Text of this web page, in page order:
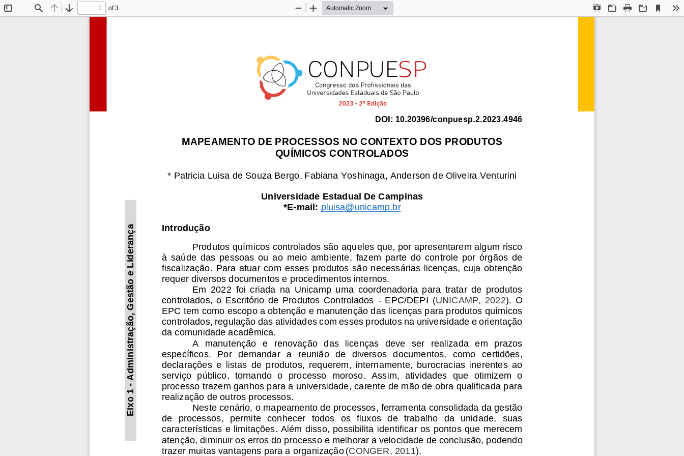
Find Previous
Next
of 3
Presentation
OpenPrint Download
Current
View
Zoom
Zoom
DOI: 10.20396/conpuesp.2.2023.4946
MAPEAMENTO DE PROCESSOS NO CONTEXTO DOS PRODUTOS
QUÍMICOS CONTROLADOS
* Patricia Luisa de Souza Bergo Fabiana Yoshinaga
Anderson de Oliveira Venturini
Universidade Estadual De Campinas
*E-mail: pluisa@unicamp.br
Introdução
Produtos químicos controlados são aqueles que, por apresentarem algum risco
à  saúde  das  pessoas  ou  ao  meio  ambiente,  fazem  parte  do  controle  por  órgãos  de
fiscalização.  Para  atuar com esses  produtos  são  necessárias  licenças,  cuja  obtenção
requer diversos documentos e procedimentos internos.
Em  2022  foi  criada  na  Unicamp  uma  coordenadoria  para  tratar  de  produtos
controlados,  o  Escritório  de  Produtos  Controlados - EPC/DEPI (UNICAMP,  2022) .  O
EPC tem como escopo a obtenção e manutenção das licenças para produtos químicos
controlados, regulação das atividades com esses produtos na universidade e orientação
da comunidade acadêmica.
A  manutenção  e  renovação  das  licenças  deve  ser  realizada  em  prazos
específicos.  Por  demandar  a  reunião  de  diversos  documentos,  como  certidões,
declarações  e  listas  de  produtos,  requerem,  internamente,  burocracias  inerentes  ao
serviço  público,  tornando  o  processo  moroso.  Assim,  atividades  que  otimizem  o
processo trazem ganhos para a universidade, carente de mão de obra qualificada para
realização de outros processos.
Neste cenário, o mapeamento de processos, ferramenta consolidada da gestão
de  processos,  permite  conhecer  todos  os  fluxos  de  trabalho  da  unidade,  suas
características e limitações. Além disso, possibilita identificar os pontos que merecem
atenção, diminuir os erros do processo e melhorar a velocidade de conclusão, podendo
trazer muitas vantagens para a organização (CONGER, 2011).
Eixo 1
-
Administração, Gestão e Liderança